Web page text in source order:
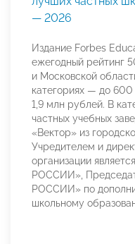
— 2026
Издание Forbes
ежегодный рейтинг
и Московской
категориях — до
1,9 млн рублей. В
частных учебных
«Вектор» из
Учредителем и
организации
РОССИИ»,
РОССИИ» по
школьному